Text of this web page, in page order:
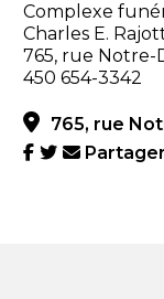
Complexe
Charles E.
765, rue Notre-
450 654-3342
765, rue
Partager